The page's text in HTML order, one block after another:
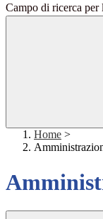
Campo di ricerca per
Home >